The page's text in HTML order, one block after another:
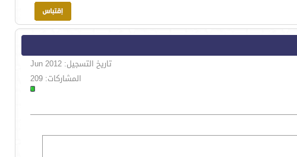
تاريخ التسجيل: Jun 2012
المشاركات: 209